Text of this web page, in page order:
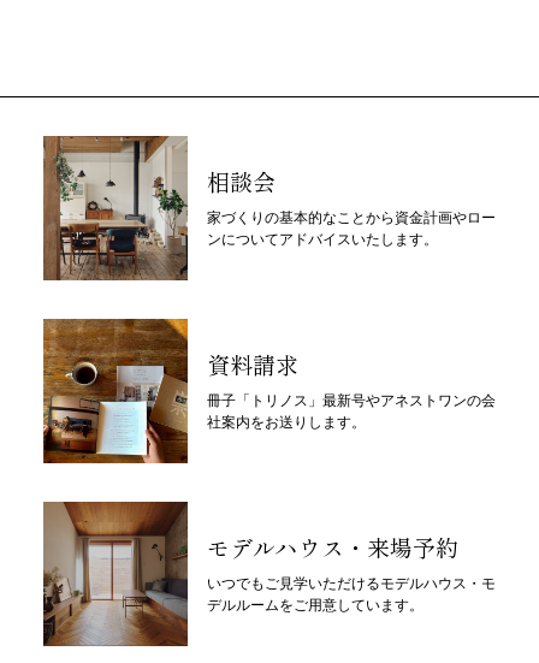
相談会
家づくりの基本的なことから資金計画やロー
ンについてアドバイスいたします。
資料請求
冊子「トリノス」最新号やアネストワンの会
社案内をお送りします。
モデルハウス・来場予約
いつでもご見学いただけるモデルハウス・モ
デルルームをご用意しています。